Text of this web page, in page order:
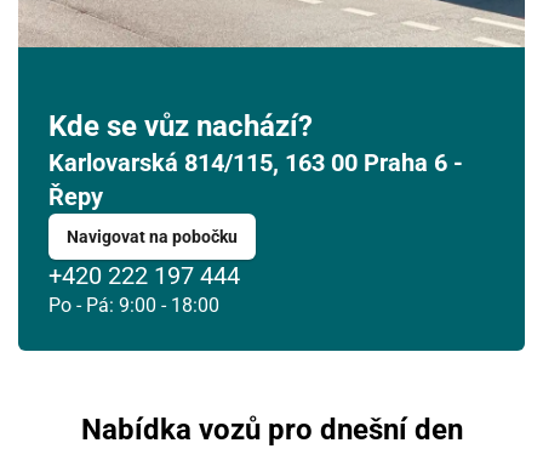
Kde se vůz nachází?
Karlovarská 814/115, 163 00 Praha 6 -
Řepy
Navigovat na pobočku
+420 222 197 444
Po - Pá: 9:00 - 18:00
Nabídka vozů pro dnešní den